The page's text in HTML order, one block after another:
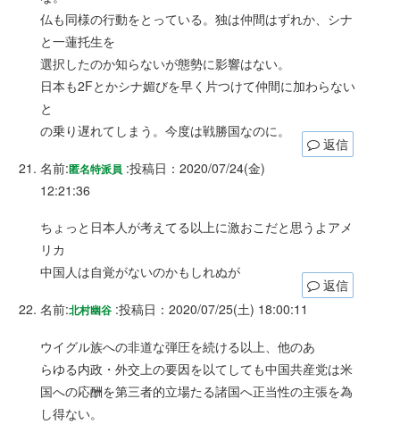
仏も同様の行動をとっている。独は仲間はずれか、シナ
と一蓮托生を
選択したのか知らないが態勢に影響はない。
日本も2Fとかシナ媚びを早く片つけて仲間に加わらない
と
の乗り遅れてしまう。今度は戦勝国なのに。
返信
名前:匿名特派員 :投稿日：2020/07/24(金)
12:21:36
ちょっと日本人が考えてる以上に激おこだと思うよアメ
リカ
中国人は自覚がないのかもしれぬが
返信
名前:北村幽谷:投稿日：2020/07/25(土) 18:00:11
ウイグル族への非道な弾圧を続ける以上、他のあ
らゆる内政・外交上の要因を以てしても中国共産党は米
国への応酬を第三者的立場たる諸国へ正当性の主張を為
し得ない。